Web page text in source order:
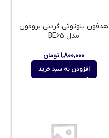
هدفون بلوتوثی گردنی بروفون
مدل BE65
۱,۸۰۰,۰۰۰تومان
افزودن به سبد خرید